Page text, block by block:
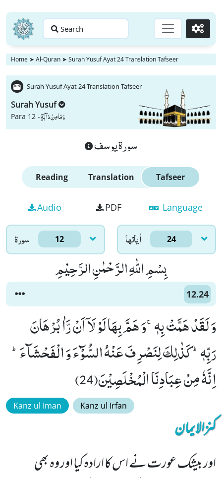
Search Go
Home ➤ Al-Quran ➤ Surah Yusuf Ayat 24 Translation Tafseer
Surah Yusuf Ayat 24 Translation Tafseer
Surah Yusuf
Para 12 -وَ مَا مِنْ دَآبَّةٍ
سورة يوسف
Reading Translation Tafseer
Audio PDF Language
سورۃ 12 اٰياتها 24
بِسْمِ اللّٰهِ الرَّحْمٰنِ الرَّحِیْمِ
12.24
وَ لَقَدْ هَمَّتْ بِهٖۚ-وَ هَمَّ بِهَا لَوْ لَاۤ اَنْ رَّاٰ بُرْهَانَ
رَبِّهٖؕ-كَذٰلِكَ لِنَصْرِفَ عَنْهُ السُّوْٓءَ وَ الْفَحْشَآءَؕ-
اِنَّهٗ مِنْ عِبَادِنَا الْمُخْلَصِیْنَ(24)
Kanz ul Iman Kanz ul Irfan
کنزالایمان
اور بیشک عورت نے اس کا ارادہ کیا اور وہ بھی